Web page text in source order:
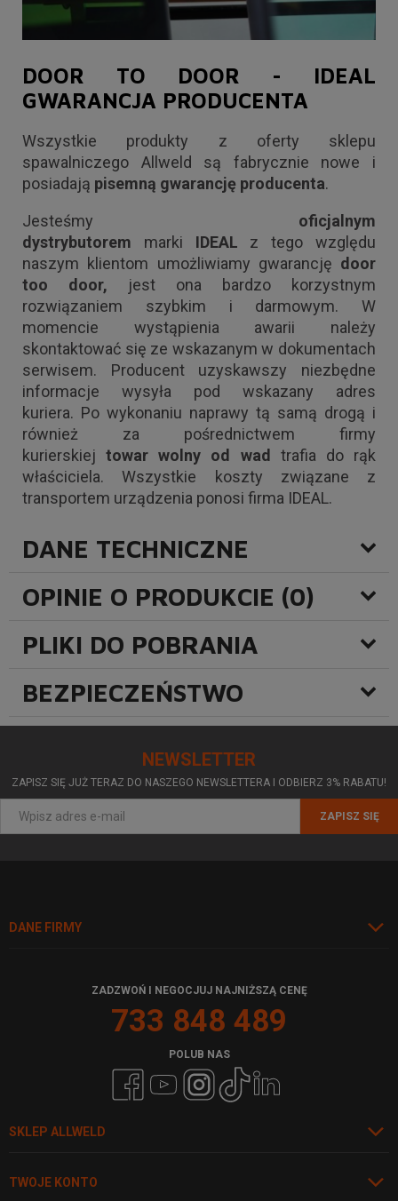
DOOR TO DOOR - IDEAL
GWARANCJA PRODUCENTA
Wszystkie produkty z oferty sklepu
spawalniczego Allweld są fabrycznie nowe i
posiadają pisemną gwarancję producenta.
Jesteśmy oficjalnym
dystrybutorem marki IDEAL z tego względu
naszym klientom umożliwiamy gwarancję door
too door, jest ona bardzo korzystnym
rozwiązaniem szybkim i darmowym. W
momencie wystąpienia awarii należy
skontaktować się ze wskazanym w dokumentach
serwisem. Producent uzyskawszy niezbędne
informacje wysyła pod wskazany adres
kuriera. Po wykonaniu naprawy tą samą drogą i
również za pośrednictwem firmy
kurierskiejtowar wolny od wad trafia do rąk
właściciela. Wszystkie koszty związane z
transportem urządzenia ponosi firma IDEAL.
DANE TECHNICZNE
OPINIE O PRODUKCIE (0)
PLIKI DO POBRANIA
BEZPIECZEŃSTWO
NEWSLETTER
ZAPISZ SIĘ JUŻ TERAZ DO NASZEGO NEWSLETTERA I ODBIERZ 3% RABATU!
ZAPISZ SIĘ
DANE FIRMY
SKLEP ALLWELD
TWOJE KONTO
ZADZWOŃ I NEGOCJUJ NAJNIŻSZĄ CENĘ
733 848 489
POLUB NAS